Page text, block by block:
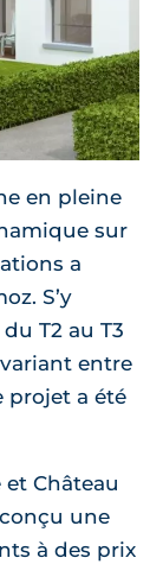
en pleine
sur
a
S’y
T2 au T3
entre
projet a été
Château
une
à des prix